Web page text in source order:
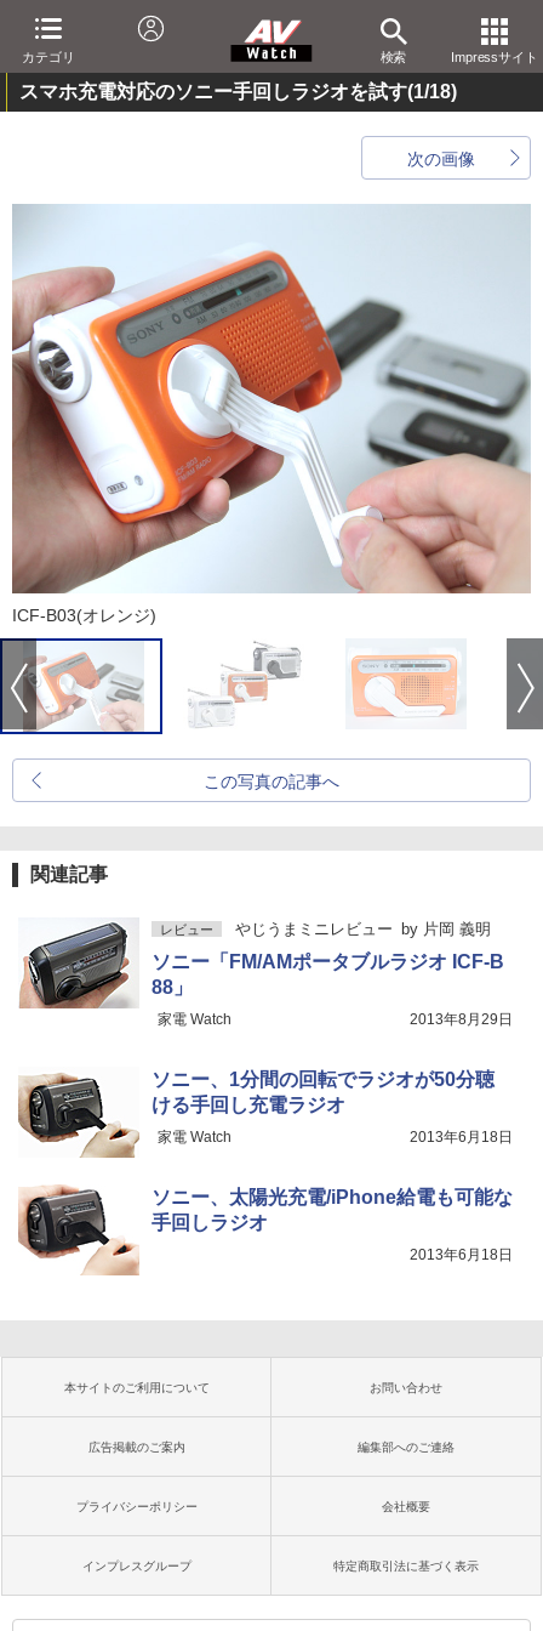
カテゴリ 検索 Impressサイト
スマホ充電対応のソニー手回しラジオを試す(1/18)
次の画像
ICF-B03(オレンジ)
この写真の記事へ
関連記事
レビュー やじうまミニレビュー by 片岡 義明
ソニー「FM/AMポータブルラジオ ICF-B
88」
家電 Watch 2013年8月29日
ソニー、1分間の回転でラジオが50分聴
ける手回し充電ラジオ
家電 Watch 2013年6月18日
ソニー、太陽光充電/iPhone給電も可能な
手回しラジオ
2013年6月18日
本サイトのご利用について お問い合わせ
広告掲載のご案内 編集部へのご連絡
プライバシーポリシー 会社概要
インプレスグループ 特定商取引法に基づく表示